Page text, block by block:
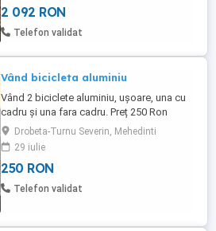
2 092 RON
Telefon validat
Vând bicicleta aluminiu
Vând 2 biciclete aluminiu, ușoare, una cu
cadru și una fara cadru. Preț 250 Ron
negociabil la fata locului. Nu trimit prin
curier.
Drobeta-Turnu Severin, Mehedinti
29 iulie
250 RON
Telefon validat